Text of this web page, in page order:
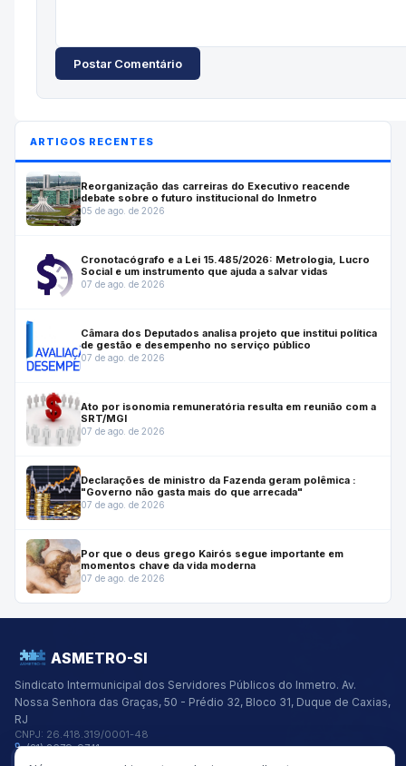
Postar Comentário
ARTIGOS RECENTES
Reorganização das carreiras do Executivo reacende
debate sobre o futuro institucional do Inmetro
05 de ago. de 2026
Cronotacógrafo e a Lei 15.485/2026: Metrologia, Lucro
Social e um instrumento que ajuda a salvar vidas
07 de ago. de 2026
Câmara dos Deputados analisa projeto que institui política
de gestão e desempenho no serviço público
07 de ago. de 2026
Ato por isonomia remuneratória resulta em reunião com a
SRT/MGI
07 de ago. de 2026
Declarações de ministro da Fazenda geram polêmica :
"Governo não gasta mais do que arrecada"
07 de ago. de 2026
Por que o deus grego Kairós segue importante em
momentos chave da vida moderna
07 de ago. de 2026
ASMETRO-SI
Sindicato Intermunicipal dos Servidores Públicos do Inmetro. Av.
Nossa Senhora das Graças, 50 - Prédio 32, Bloco 31, Duque de Caxias,
RJ
CNPJ: 26.418.319/0001-48
(21) 2679-9741
asmetro@asmetro.org.br